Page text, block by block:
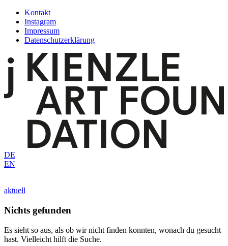
Zum
Inhalt
springen
Kontakt
Instagram
Impressum
Datenschutzerklärung
DE
EN
aktuell
Nichts gefunden
Es sieht so aus, als ob wir nicht finden konnten, wonach du gesucht
hast. Vielleicht hilft die Suche.